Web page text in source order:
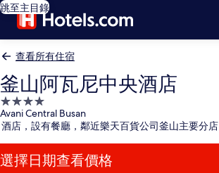
跳至主目錄
查看所有住宿
釜山阿瓦尼中央酒店
4.0
星
級
住
宿
Avani Central Busan
酒店，設有餐廳，鄰近樂天百貨公司釜山主要分店
選擇日期查看價格